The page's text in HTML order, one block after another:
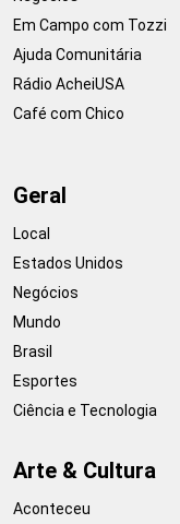
Em Campo com Tozzi
Ajuda Comunitária
Rádio AcheiUSA
Café com Chico
Geral
Local
Estados Unidos
Negócios
Mundo
Brasil
Esportes
Ciência e Tecnologia
Arte & Cultura
Aconteceu